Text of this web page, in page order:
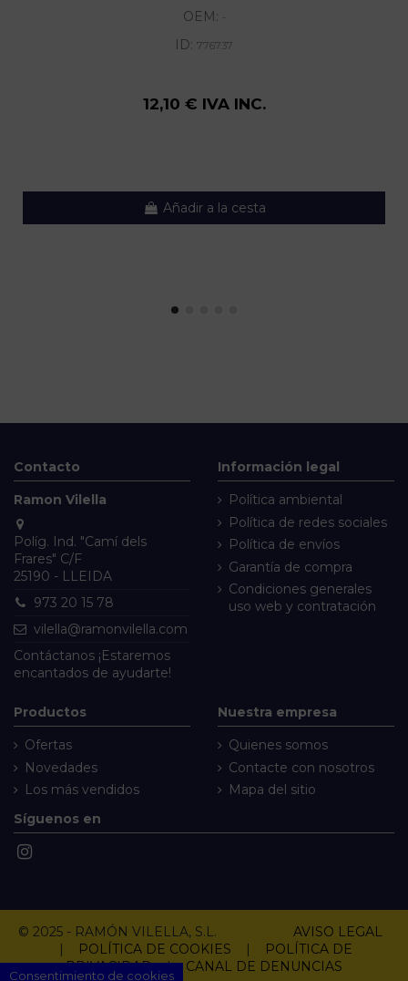
OEM: -
ID: 776737
12,10 € IVA INC.
Añadir a la cesta
Contacto
Ramon Vilella
Políg. Ind. "Camí dels
Frares" C/F
25190 - LLEIDA
973 20 15 78
vilella@ramonvilella.com
Contáctanos ¡Estaremos
encantados de ayudarte!
Información legal
Política ambiental
Política de redes sociales
Política de envíos
Garantía de compra
Condiciones generales
uso web y contratación
Productos
Ofertas
Novedades
Los más vendidos
Nuestra empresa
Quienes somos
Contacte con nosotros
Mapa del sitio
Síguenos en
© 2025 - RAMÓN VILELLA, S.L. AVISO LEGAL
|
POLÍTICA DE COOKIES |
POLÍTICA DE
PRIVACIDAD| CANAL DE DENUNCIAS
Consentimiento de cookies